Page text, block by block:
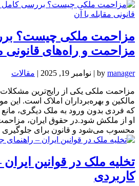
مزاحمت ملکی چیست؟
مزاحمت و راه‌های قانونی
by manager
| نوامبر 19, 2025 | مقالات
مزاحمت ملکی یکی از رایج‌ترین
مالکین و بهره‌برداران املاک است. این
که فردی بدون ورود به ملک دیگری،
او از ملکش شود.در حقوق ایران،
محسوب می‌شود و قانون برای جلوگیری
تخلیه ملک در قوانین
کاربردی